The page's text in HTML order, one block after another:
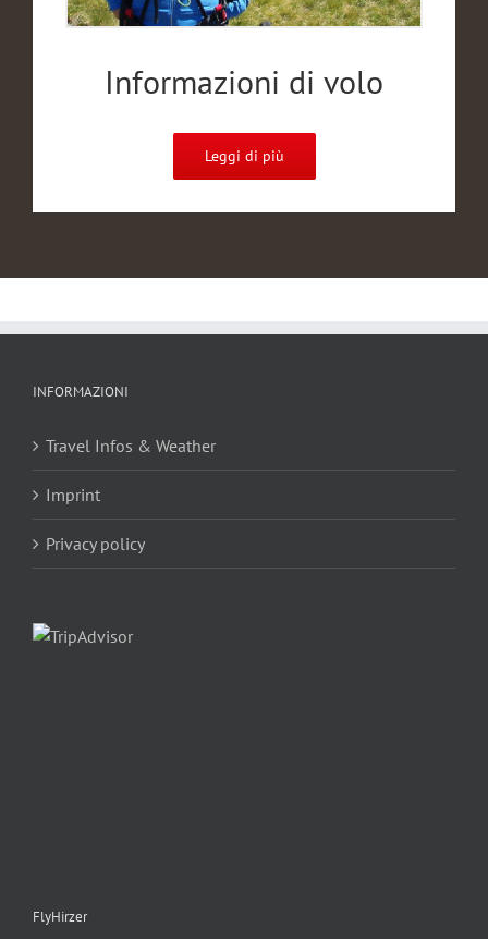
Informazioni di volo
Leggi di più
INFORMAZIONI
Travel Infos & Weather
Imprint
Privacy policy
FlyHirzer